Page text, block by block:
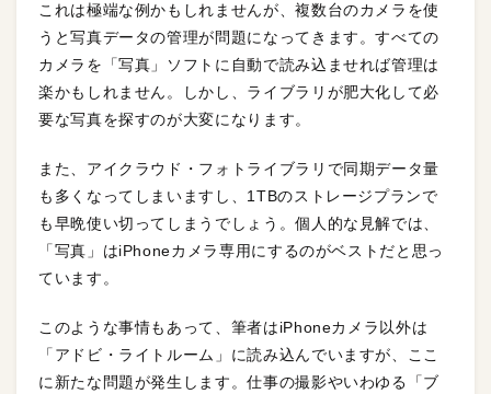
これは極端な例かもしれませんが、複数台のカメラを使
うと写真データの管理が問題になってきます。すべての
カメラを「写真」ソフトに自動で読み込ませれば管理は
楽かもしれません。しかし、ライブラリが肥大化して必
要な写真を探すのが大変になります。
また、アイクラウド・フォトライブラリで同期データ量
も多くなってしまいますし、1TBのストレージプランで
も早晩使い切ってしまうでしょう。個人的な見解では、
「写真」はiPhoneカメラ専用にするのがベストだと思っ
ています。
このような事情もあって、筆者はiPhoneカメラ以外は
「アドビ・ライトルーム」に読み込んでいますが、ここ
に新たな問題が発生します。仕事の撮影やいわゆる「ブ